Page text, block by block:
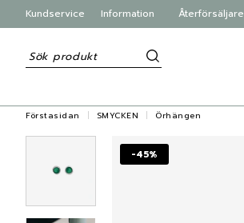
Kundservice Information Återförsäljare
Förstasidan SMYCKEN Örhängen
-45%